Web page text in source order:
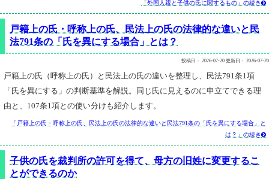
「外国人親と子供の氏に関するもの」の続き
戸籍上の氏・呼称上の氏、民法上の氏の法律的な違いと民
法791条の「氏を異にする場合」とは？
投稿日： 2026-07-20 更新日： 2026-07-20
戸籍上の氏（呼称上の氏）と民法上の氏の違いを整理し、民法791条1項
「氏を異にする」の判断基準を解説。同じ氏に見えるのに申立てできる理
由と、107条1項との使い分けも紹介します。
「戸籍上の氏・呼称上の氏、民法上の氏の法律的な違いと民法791条の「氏を異にする場合」と
は？」の続き
子供の氏を裁判所の許可を得て、母方の旧姓に変更するこ
とができるのか